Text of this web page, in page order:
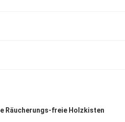
Räucherungs-freie Holzkisten